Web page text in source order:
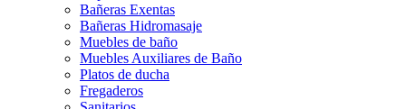
Bañeras Exentas
Bañeras Hidromasaje
Muebles de baño
Muebles Auxiliares de Baño
Platos de ducha
Fregaderos